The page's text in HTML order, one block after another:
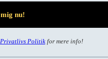
Privatlivs Politikfor mere info!